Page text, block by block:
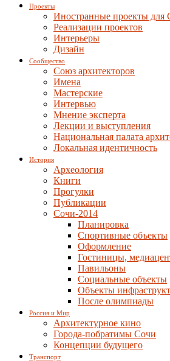
Проекты
Иностранные проекты для
Реализации проектов
Интерьеры
Дизайн
Сообщество
Союз архитекторов
Имена
Мастерские
Интервью
Мнение эксперта
Лекции и выступления
Национальная палата
Локальная идентичность
История
Археология
Книги
Прогулки
Публикации
Сочи-2014
Планировка
Спортивные объекты
Оформление
Гостиницы,
Павильоны
Социальные объекты
Объекты
После олимпиады
Россия и Мир
Архитектурное кино
Города-побратимы Сочи
Концепции будущего
Транспорт